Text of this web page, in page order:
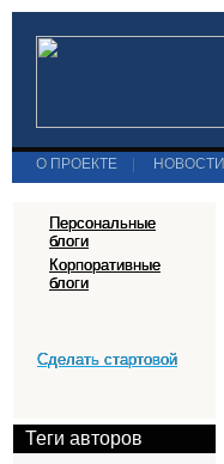
О ПРОЕКТЕ НОВОСТИ
Персональные
блоги
Корпоративные
блоги
Сделать стартовой
Теги авторов